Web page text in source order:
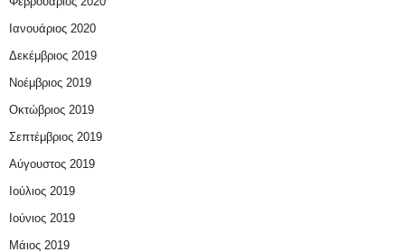
Ιανουάριος 2020
Δεκέμβριος 2019
Νοέμβριος 2019
Οκτώβριος 2019
Σεπτέμβριος 2019
Αύγουστος 2019
Ιούλιος 2019
Ιούνιος 2019
Μάιος 2019